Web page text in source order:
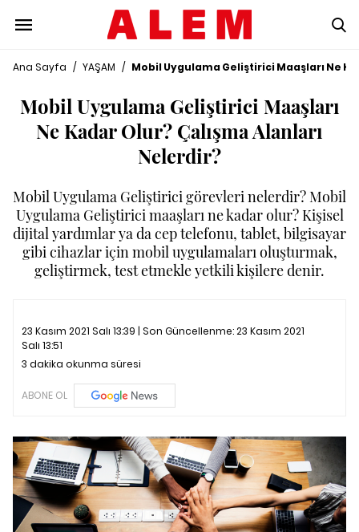
Ana Sayfa / YAŞAM / Mobil Uygulama Geliştirici Maaşları Ne
Mobil Uygulama Geliştirici Maaşları
Ne Kadar Olur? Çalışma Alanları
Nelerdir?
Mobil Uygulama Geliştirici görevleri nelerdir? Mobil
Uygulama Geliştirici maaşları ne kadar olur? Kişisel
dijital yardımlar ya da cep telefonu, tablet, bilgisayar
gibi cihazlar için mobil uygulamaları oluşturmak,
geliştirmek, test etmekle yetkili kişilere denir.
23 Kasım 2021 Salı 13:39 | Son Güncellenme:23 Kasım 2021
Salı 13:51
3 dakika okunma süresi
ABONE OL